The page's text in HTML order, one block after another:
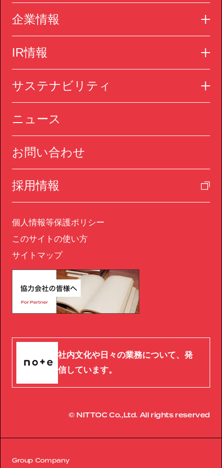
企業情報
IR情報
サステナビリティ
ニュース
お問い合わせ
採用情報
個人情報等保護ポリシー
このサイトの使い方
サイトマップ
社内文化や日々の業務について、発
信しています。
© NITTOC Co.,Ltd. All rights reserved
Group Company